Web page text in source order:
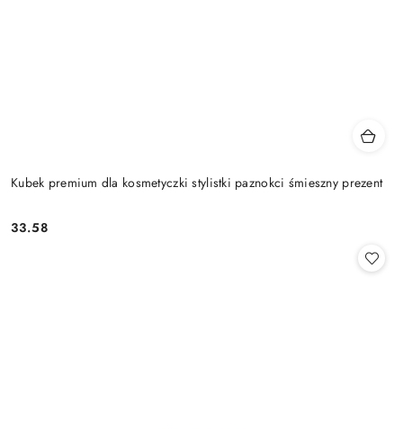
Kubek premium dla kosmetyczki stylistki paznokci śmieszny prezent
Cena:
33.58